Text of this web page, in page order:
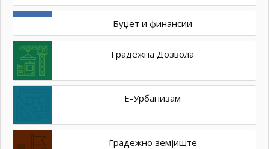
Буџет и финансии
Градежна Дозвола
Е-Урбанизам
Градежно земјиште